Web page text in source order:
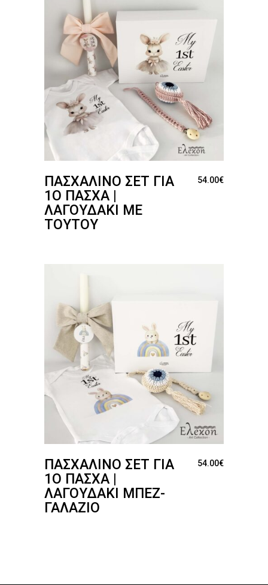
ΠΑΣΧΑΛΙΝΌ ΣΕΤ ΓΙΑ
1Ο ΠΆΣΧΑ |
ΛΑΓΟΥΔΆΚΙ ΜΕ
ΤΟΥΤΟΎ
54.00€
ΠΑΣΧΑΛΙΝΌ ΣΕΤ ΓΙΑ
1Ο ΠΆΣΧΑ |
ΛΑΓΟΥΔΆΚΙ ΜΠΕΖ-
ΓΑΛΆΖΙΟ
54.00€